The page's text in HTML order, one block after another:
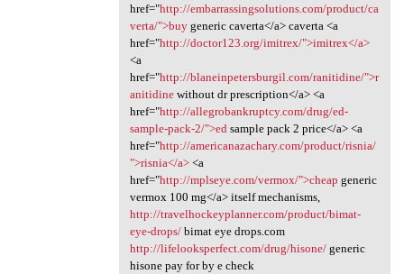
href="http://embarrassingsolutions.com/product/ca
verta/">buygeneric caverta</a> caverta <a
href="http://doctor123.org/imitrex/">imitrex</a>
<a
href="http://blaneinpetersburgil.com/ranitidine/">r
anitidinewithout dr prescription</a> <a
href="http://allegrobankruptcy.com/drug/ed-
sample-pack-2/">ed sample pack 2 price</a> <a
href="http://americanazachary.com/product/risnia/
">risnia</a><a
href="http://mplseye.com/vermox/">cheap generic
vermox 100 mg</a> itself mechanisms,
http://travelhockeyplanner.com/product/bimat-
eye-drops/bimat eye drops.com
http://lifelooksperfect.com/drug/hisone/generic
hisone pay for by e check